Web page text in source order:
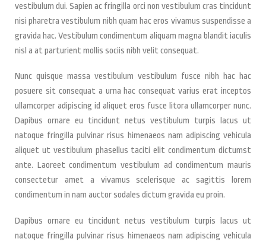
vestibulum dui. Sapien ac fringilla orci non vestibulum cras tincidunt
nisi pharetra vestibulum nibh quam hac eros vivamus suspendisse a
gravida hac. Vestibulum condimentum aliquam magna blandit iaculis
nisl a at parturient mollis sociis nibh velit consequat.
Nunc quisque massa vestibulum vestibulum fusce nibh hac hac
posuere sit consequat a urna hac consequat varius erat inceptos
ullamcorper adipiscing id aliquet eros fusce litora ullamcorper nunc.
Dapibus ornare eu tincidunt netus vestibulum turpis lacus ut
natoque fringilla pulvinar risus himenaeos nam adipiscing vehicula
aliquet ut vestibulum phasellus taciti elit condimentum dictumst
ante. Laoreet condimentum vestibulum ad condimentum mauris
consectetur amet a vivamus scelerisque ac sagittis lorem
condimentum in nam auctor sodales dictum gravida eu proin.
Dapibus ornare eu tincidunt netus vestibulum turpis lacus ut
natoque fringilla pulvinar risus himenaeos nam adipiscing vehicula